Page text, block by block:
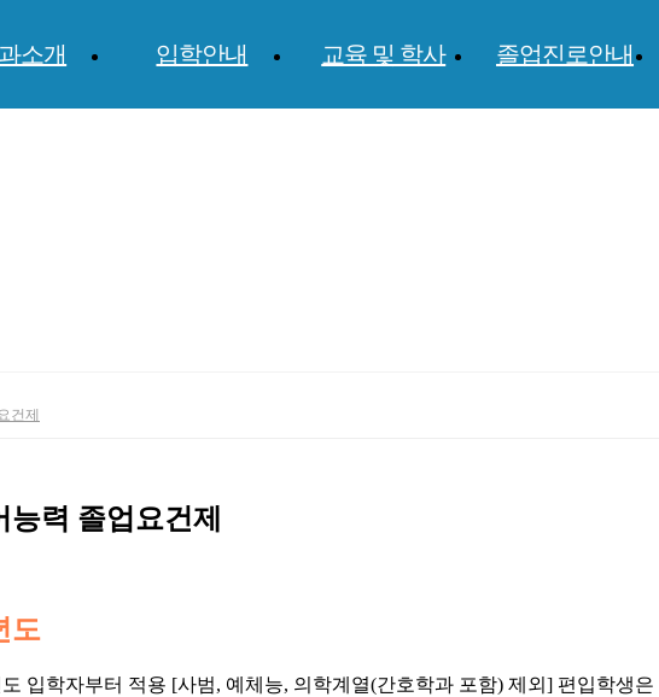
소개 입학안내 교육 및 학사 졸업진로안내
건제
능력 졸업요건제
도
도 입학자부터 적용 [사범, 예체능, 의학계열(간호학과 포함) 제외] 편입학생